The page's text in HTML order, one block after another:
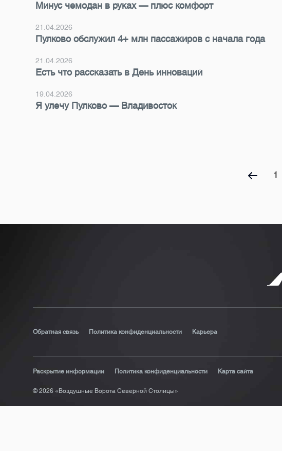
Минус чемодан в руках — плюс комфорт
21.04.2026
Пулково обслужил 4+ млн пассажиров с начала года
21.04.2026
Есть что рассказать в День инноваций
19.04.2026
Я улечу Пулково — Владивосток
1
Обратная связь Политика конфиденциальности Карьера
Раскрытие информации Политика конфиденциальности Карта сайта
© 2026 «Воздушные Ворота Северной Столицы»